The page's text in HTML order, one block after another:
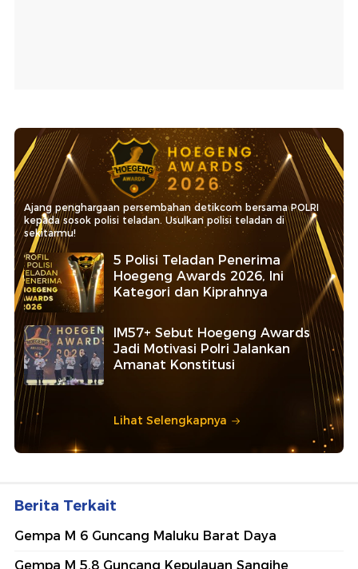
Ajang penghargaan persembahan detikcom bersama POLRI
kepada sosok polisi teladan. Usulkan polisi teladan di
sekitarmu!
5 Polisi Teladan Penerima
Hoegeng Awards 2026, Ini
Kategori dan Kiprahnya
IM57+ Sebut Hoegeng Awards
Jadi Motivasi Polri Jalankan
Amanat Konstitusi
Lihat Selengkapnya
Berita Terkait
Gempa M 6 Guncang Maluku Barat Daya
Gempa M 5,8 Guncang Kepulauan Sangihe